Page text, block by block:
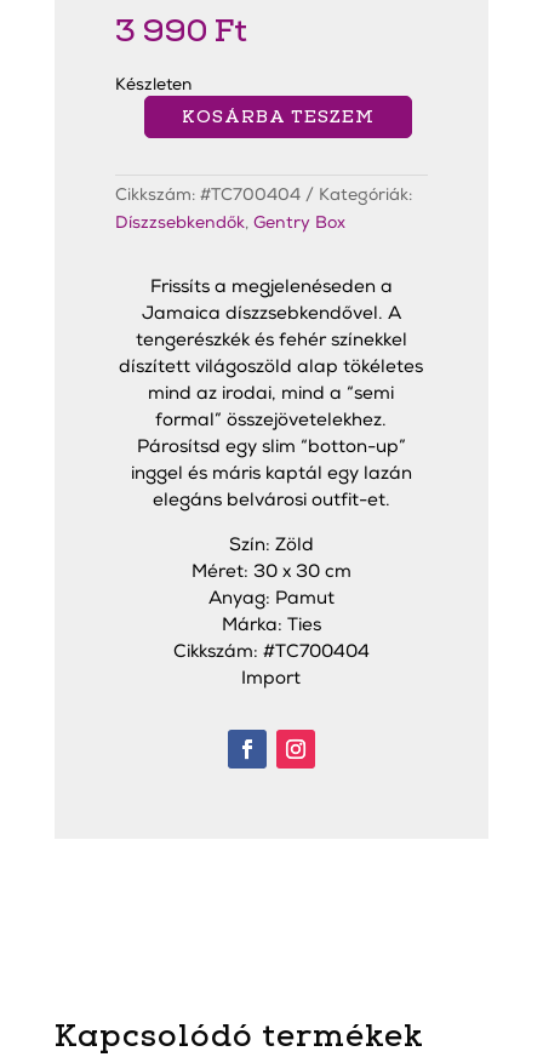
3 990 Ft
Készleten
Jamaica
Díszzsebkendő
KOSÁRBA TESZEM
Cikkszám: #TC700404
Kategóriák:
Díszzsebkendők, Gentry Box
Frissíts a megjelenéseden a
Jamaica díszzsebkendővel. A
tengerészkék és fehér színekkel
díszített világoszöld alap tökéletes
mind az irodai, mind a “semi
formal” összejövetelekhez.
Párosítsd egy slim “botton-up”
inggel és máris kaptál egy lazán
elegáns belvárosi outfit-et.
Szín: Zöld
Méret: 30 x 30 cm
Anyag: Pamut
Márka: Ties
Cikkszám: #TC700404
Import
Kapcsolódó termékek